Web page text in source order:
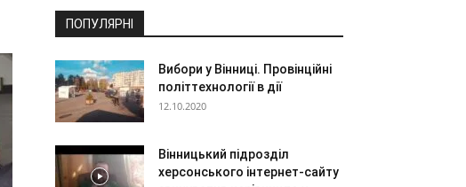
ПОПУЛЯРНІ
Вибори у Вінниці. Провінційні
політтехнології в дії
12.10.2020
Вінницький підрозділ
херсонського інтернет-сайту